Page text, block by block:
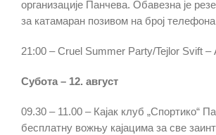
организације Панчева. Обавезна је
за катамаран позивом на број телефона
21:00 – Cruel Summer Party/Tejlor Svift
Субота – 12. август
09.30 – 11.00 – Кајак клуб „Спортико“
бесплатну вожњу кајацима за све